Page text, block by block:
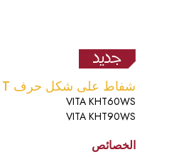
شفاط على شكل حرف T
VITA KHT60WS
VITA KHT90WS
الخصائص